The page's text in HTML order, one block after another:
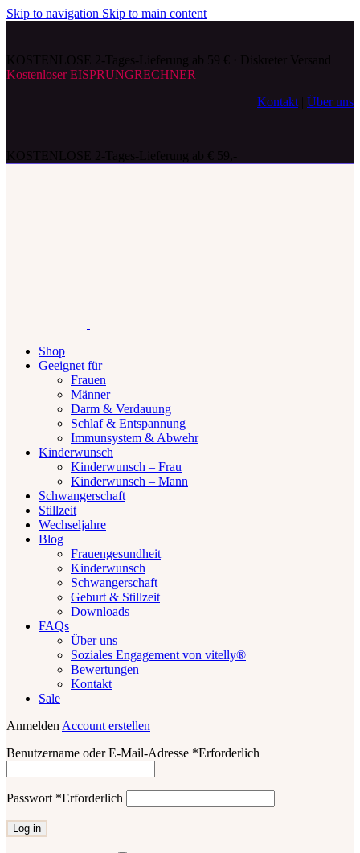
Skip to navigation Skip to main content
Kostenloser EISPRUNGRECHNER
Kontakt
Über uns
Shop
Geeignet für
Frauen
Männer
Darm & Verdauung
Schlaf & Entspannung
Immunsystem & Abwehr
Kinderwunsch
Kinderwunsch – Frau
Kinderwunsch – Mann
Schwangerschaft
Stillzeit
Wechseljahre
Blog
Frauengesundheit
Kinderwunsch
Schwangerschaft
Geburt & Stillzeit
Downloads
FAQs
Über uns
Soziales Engagement von vitelly®
Bewertungen
Kontakt
Sale
Anmelden Account erstellen
Benutzername oder E-Mail-Adresse *Erforderlich
Passwort *Erforderlich
Log in